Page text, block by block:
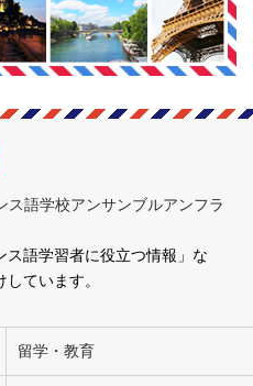
ス語学校アンサンブルアンフラ
ス語学習者に役立つ情報」な
ています。
留学・教育